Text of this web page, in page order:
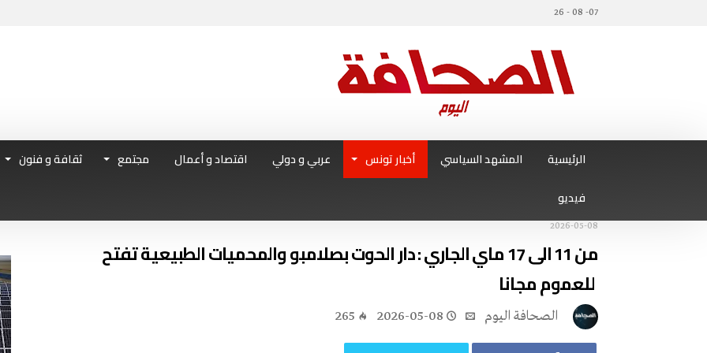
07- 08 - 26
الرئيسية المشهد السياسي أخبار تونس عربي و دولي اقتصاد و أعمال مجتمع
ثقافة و فنون
فيديو
2026-05-08
من 11 الى 17 ماي الجاري : دار الحوت بصلامبو والمحميات الطبيعية تفتح
للعموم مجانا
2026-05-08
265